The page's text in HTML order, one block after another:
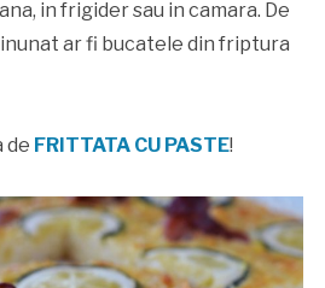
in frigider sau in camara. De
ar fi bucatele din friptura
de FRITTATA CU PASTE!